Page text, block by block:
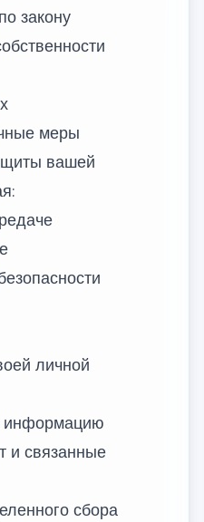
закону
меры
вашей
личной
информацию
и связанные
сбора